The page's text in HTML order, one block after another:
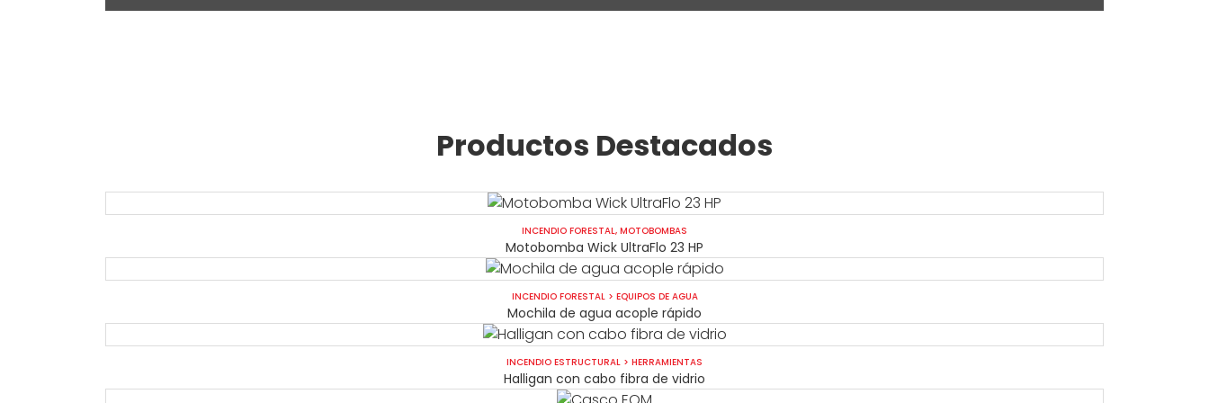
Productos Destacados
INCENDIO FORESTAL, MOTOBOMBAS
Motobomba Wick UltraFlo 23 HP
INCENDIO FORESTAL> EQUIPOS DE AGUA
Mochila de agua acople rápido
INCENDIO ESTRUCTURAL > HERRAMIENTAS
Halligan con cabo fibra de vidrio